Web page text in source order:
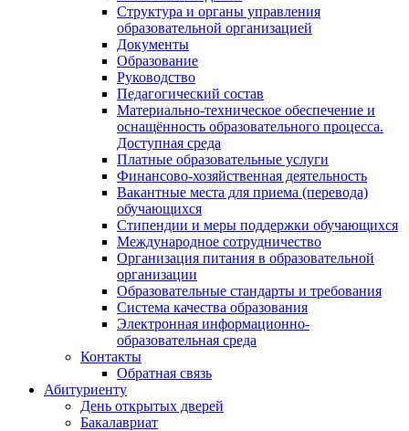
Структура и органы управления
образовательной организацией
Документы
Образование
Руководство
Педагогический состав
Материально-техническое обеспечение и
оснащённость образовательного процесса.
Доступная среда
Платные образовательные услуги
Финансово-хозяйственная деятельность
Вакантные места для приема (перевода)
обучающихся
Стипендии и меры поддержки обучающихся
Международное сотрудничество
Организация питания в образовательной
организации
Образовательные стандарты и требования
Система качества образования
Электронная информационно-
образовательная среда
Контакты
Обратная связь
Абитуриенту
День открытых дверей
Бакалавриат